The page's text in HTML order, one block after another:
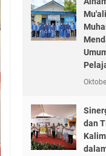
dan